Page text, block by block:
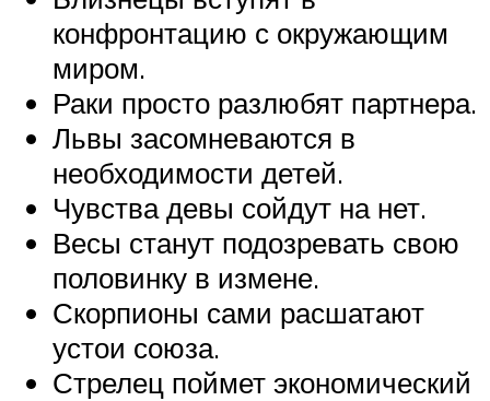
конфронтацию с окружающим
миром.
Раки просто разлюбят партнера.
Львы засомневаются в
необходимости детей.
Чувства девы сойдут на нет.
Весы станут подозревать свою
половинку в измене.
Скорпионы сами расшатают
устои союза.
Стрелец поймет экономический